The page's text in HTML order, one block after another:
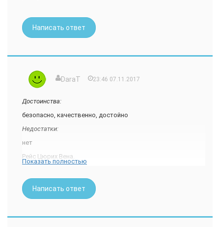
Написать ответ
DaraT 23:46 07.11.2017
Достоинства:
безопасно, качественно, достойно
Недостатки:
нет
Рейс Цюрих Вена.
где уже нет. Ведь когда ты готовишься лететь в Киев на
допотопном Бомбардье, когда стоишь в зоне отлета Вены,
похожей на холл сельского клуба где-то в деревне, с
шенгена кончилась, а с ней и сказка тоже.
Показать полностью
Написать ответ